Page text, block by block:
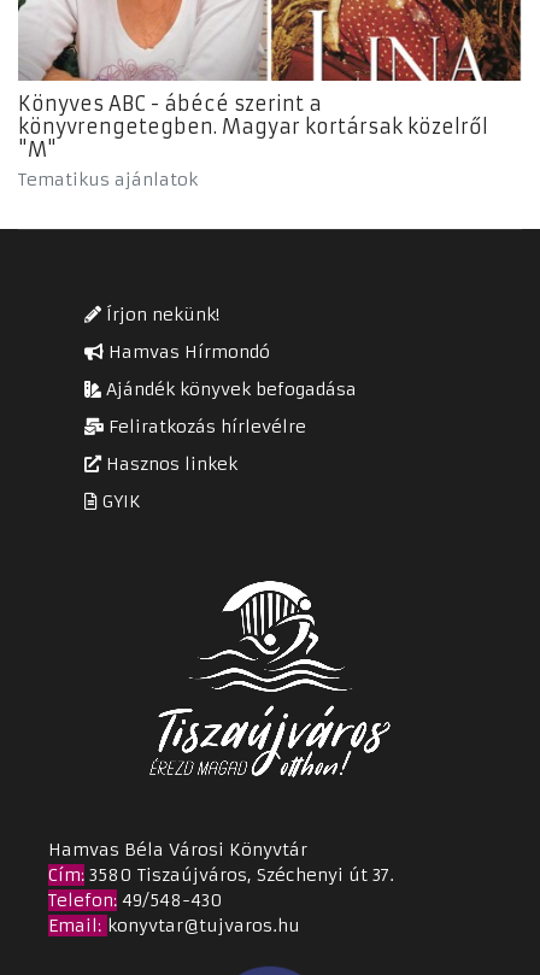
Könyves ABC - ábécé szerint a
könyvrengetegben. Magyar kortársak közelről
"M"
Tematikus ajánlatok
Írjon nekünk!
Hamvas Hírmondó
Ajándék könyvek befogadása
Feliratkozás hírlevélre
Hasznos linkek
GYIK
Hamvas Béla Városi Könyvtár
Cím: 3580 Tiszaújváros, Széchenyi út 37.
Telefon: 49/548-430
Email: konyvtar@tujvaros.hu